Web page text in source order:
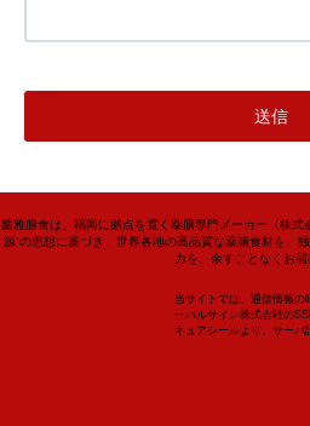
癒雅膳食は、福岡に拠点を置く薬膳専門メーカー〈株式
源”の思想に基づき、世界各地の高品質な薬膳食材を、
力を、余すことなくお届
当サイトでは、通信情報
ーバルサイン株式会社の
キュアシールより、サーバ